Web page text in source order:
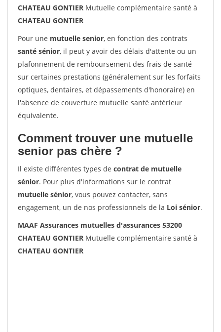
CHATEAU GONTIER Mutuelle complémentaire santé à
CHATEAU GONTIER
Pour une mutuelle senior, en fonction des contrats
santé sénior, il peut y avoir des délais d'attente ou un
plafonnement de remboursement des frais de santé
sur certaines prestations (généralement sur les forfaits
optiques, dentaires, et dépassements d'honoraire) en
l'absence de couverture mutuelle santé antérieur
équivalente.
Comment trouver une mutuelle
senior pas chère ?
Il existe différentes types de contrat de mutuelle
sénior. Pour plus d'informations sur le contrat
mutuelle sénior, vous pouvez contacter, sans
engagement, un de nos professionnels de la Loi sénior.
MAAF Assurances mutuelles d'assurances 53200
CHATEAU GONTIER Mutuelle complémentaire santé à
CHATEAU GONTIER